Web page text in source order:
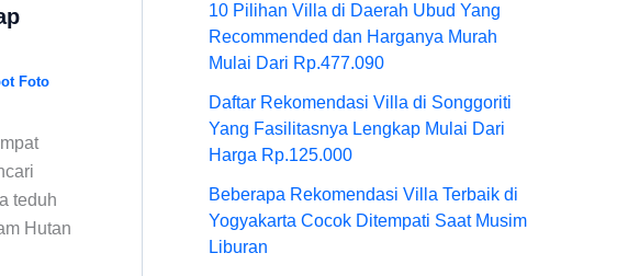
Foto
teduh
Hutan
10 Pilihan Villa di Daerah Ubud Yang
Recommended dan Harganya Murah
Mulai Dari Rp.477.090
Daftar Rekomendasi Villa di Songgoriti
Yang Fasilitasnya Lengkap Mulai Dari
Harga Rp.125.000
Beberapa Rekomendasi Villa Terbaik di
Yogyakarta Cocok Ditempati Saat Musim
Liburan